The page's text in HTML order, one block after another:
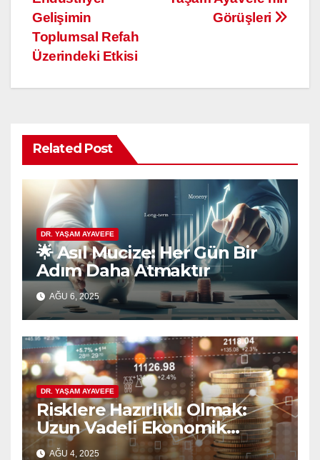
Görüşleri
Gelişimin
Toplumsal Refah
Üzerindeki Etkisi
Related Post
DR. YAŞAM AYAVEFE
🌟 Asıl Mucize: Her Gün Bir
Adım Daha Atmaktır
AĞU 6, 2025
DR. YAŞAM AYAVEFE
Risklere Hazırlıklı Olmak:
Uzun Vadeli Ekonomik
Planlamanın Güvencesi
AĞU 4, 2025